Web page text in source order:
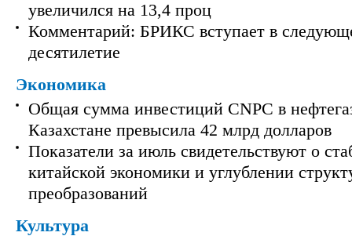
увеличился на 13,4 проц
Комментарий: БРИКС вступает в
десятилетие
Экономика
Общая сумма инвестиций CNPC в
Казахстане превысила 42 млрд долларов
Показатели за июль свидетельствуют о
китайской экономики и углублении
преобразований
Культура